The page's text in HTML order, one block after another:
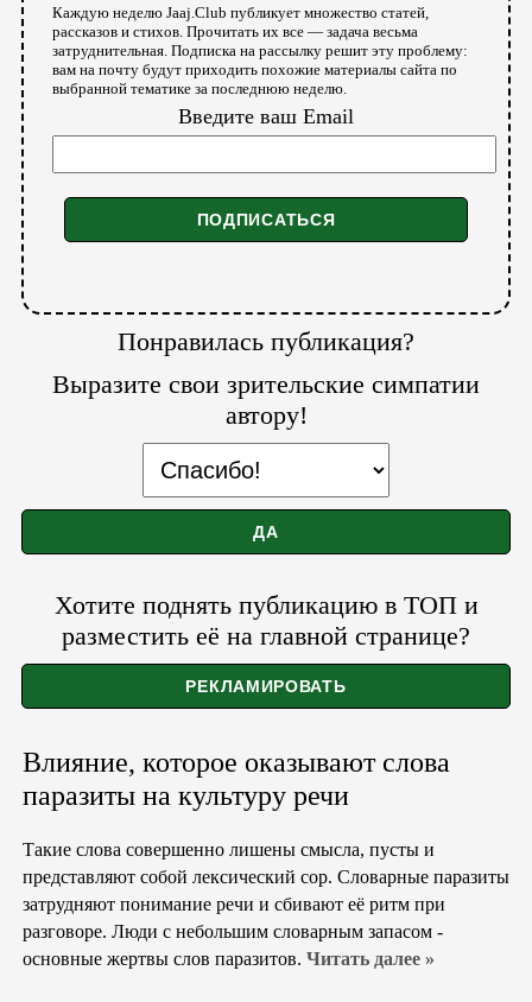
Каждую неделю Jaaj.Club публикует множество статей,
рассказов и стихов. Прочитать их все — задача весьма
затруднительная. Подписка на рассылку решит эту проблему:
вам на почту будут приходить похожие материалы сайта по
выбранной тематике за последнюю неделю.
Введите ваш Email
Понравилась публикация?
Выразите свои зрительские симпатии
автору!
Хотите поднять публикацию в ТОП и
разместить её на главной странице?
Влияние, которое оказывают слова
паразиты на культуру речи
Такие слова совершенно лишены смысла, пусты и
представляют собой лексический сор. Словарные паразиты
затрудняют понимание речи и сбивают её ритм при
разговоре. Люди с небольшим словарным запасом -
основные жертвы слов паразитов. Читать далее »